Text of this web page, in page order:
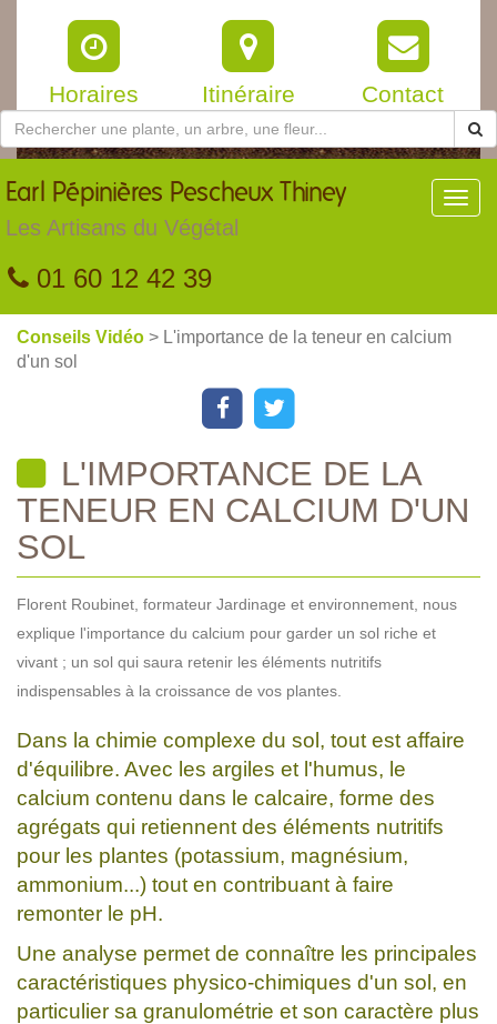
Horaires Itinéraire Contact
Earl Pépinières Pescheux Thiney
Les Artisans du Végétal
01 60 12 42 39
Conseils Vidéo > L'importance de la teneur en calcium
d'un sol
L'IMPORTANCE DE LA
TENEUR EN CALCIUM D'UN
SOL
Florent Roubinet, formateur Jardinage et environnement, nous
explique l'importance du calcium pour garder un sol riche et
vivant ; un sol qui saura retenir les éléments nutritifs
indispensables à la croissance de vos plantes.
Dans la chimie complexe du sol, tout est affaire
d'équilibre. Avec les argiles et l'humus, le
calcium contenu dans le calcaire, forme des
agrégats qui retiennent des éléments nutritifs
pour les plantes (potassium, magnésium,
ammonium...) tout en contribuant à faire
remonter le pH.
Une analyse permet de connaître les principales
caractéristiques physico-chimiques d'un sol, en
particulier sa granulométrie et son caractère plus